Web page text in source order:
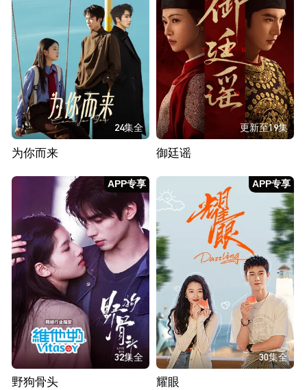
24集全
为你而来
更新至19集
御廷谣
APP专享
32集全
野狗骨头
APP专享
30集全
耀眼